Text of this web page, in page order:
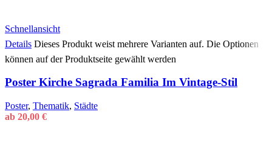
Schnellansicht
Details Dieses Produkt weist mehrere Varianten auf. Die Optionen
können auf der Produktseite gewählt werden
Poster Kirche Sagrada Familia Im Vintage-Stil
Poster, Thematik, Städte
ab 20,00 €